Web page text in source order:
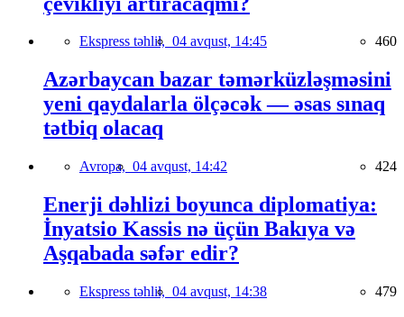
Ekspress təhlil, 04 avqust, 14:45 460
Azərbaycan bazar təmərküzləşməsini
yeni qaydalarla ölçəcək — əsas sınaq
tətbiq olacaq
Avropa, 04 avqust, 14:42 424
Enerji dəhlizi boyunca diplomatiya:
İnyatsio Kassis nə üçün Bakıya və
Aşqabada səfər edir?
Ekspress təhlil, 04 avqust, 14:38 479